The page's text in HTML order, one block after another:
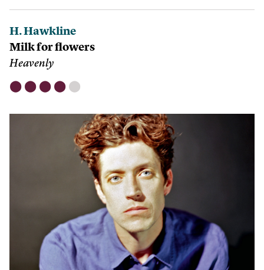
H. Hawkline
Milk for flowers
Heavenly
⬤ ⬤ ⬤ ⬤ ⬤